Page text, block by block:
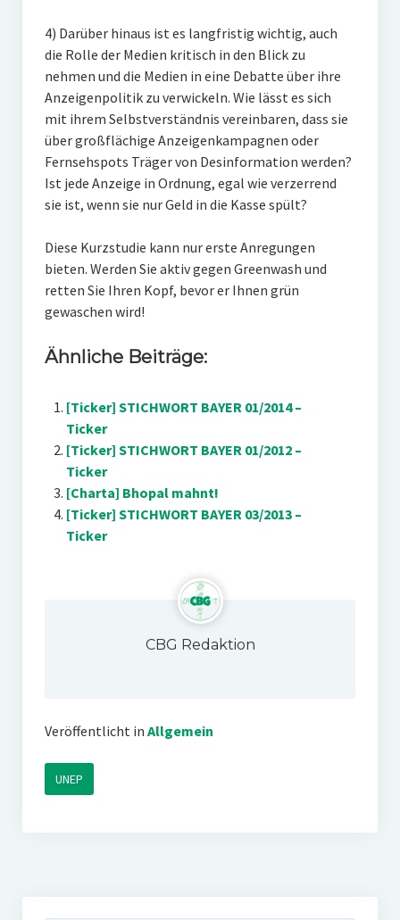
4) Darüber hinaus ist es langfristig wichtig, auch
die Rolle der Medien kritisch in den Blick zu
nehmen und die Medien in eine Debatte über ihre
Anzeigenpolitik zu verwickeln. Wie lässt es sich
mit ihrem Selbstverständnis vereinbaren, dass sie
über großflächige Anzeigenkampagnen oder
Fernsehspots Träger von Desinformation werden?
Ist jede Anzeige in Ordnung, egal wie verzerrend
sie ist, wenn sie nur Geld in die Kasse spült?
Diese Kurzstudie kann nur erste Anregungen
bieten. Werden Sie aktiv gegen Greenwash und
retten Sie Ihren Kopf, bevor er Ihnen grün
gewaschen wird!
Ähnliche Beiträge:
[Ticker] STICHWORT BAYER 01/2014 –
Ticker
[Ticker] STICHWORT BAYER 01/2012 –
Ticker
[Charta] Bhopal mahnt!
[Ticker] STICHWORT BAYER 03/2013 –
Ticker
CBG Redaktion
Veröffentlicht in Allgemein
UNEP